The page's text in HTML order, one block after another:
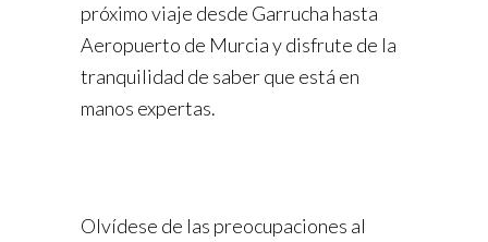
próximo viaje desde Garrucha hasta
Aeropuerto de Murcia y disfrute de la
tranquilidad de saber que está en
manos expertas.
Olvídese de las preocupaciones al